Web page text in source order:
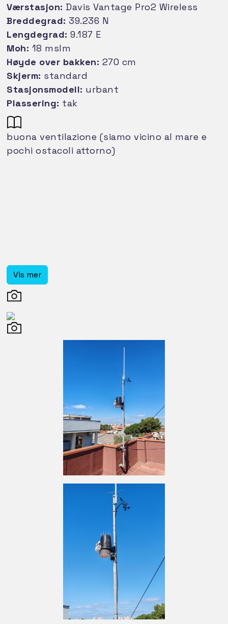
Værstasjon: Davis Vantage Pro2 Wireless
Breddegrad: 39.236 N
Lengdegrad: 9.187 E
Moh: 18 mslm
Høyde over bakken: 270 cm
Skjerm: standard
Stasjonsmodell: urbant
Plassering: tak
buona ventilazione (siamo vicino al mare e
pochi ostacoli attorno)
Vis mer